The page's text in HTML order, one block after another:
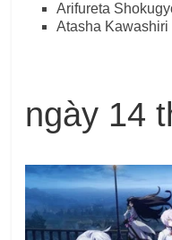
Arifureta
Atasha
ngày 14